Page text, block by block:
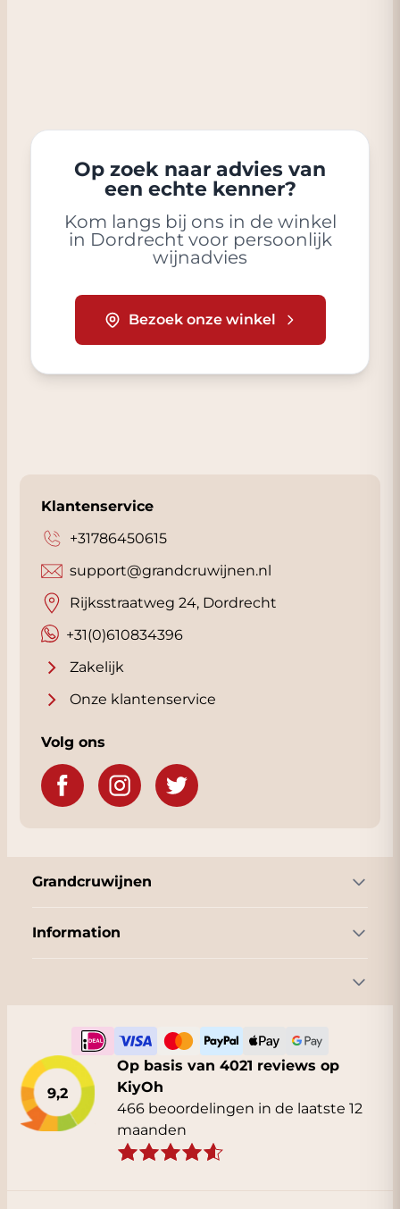
Op zoek naar advies van
een echte kenner?
Kom langs bij ons in de winkel
in Dordrecht voor persoonlijk
wijnadvies
Bezoek onze winkel
Klantenservice
+31786450615
+31(0)610834396
support@grandcruwijnen.nl
Rijksstraatweg 24, Dordrecht
Zakelijk
Onze klantenservice
Volg ons
Grandcruwijnen
Information
9,2
Op basis van 4021 reviews op
KiyOh
466 beoordelingen in de laatste 12
maanden